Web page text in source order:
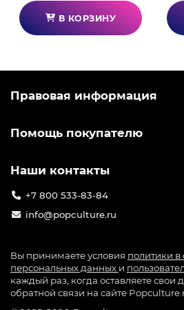
В КОРЗИНУ
Правовая информация
Помощь покупателю
Наши контакты
+7 800 533-83-84
info@popculture.ru
Вы принимаете условия политики
персональных данных и
каждый раз, когда оставляете
обратной связи на сайте